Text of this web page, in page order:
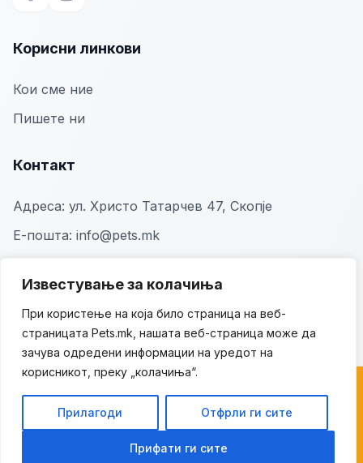
Известување за колачиња
При користење на која било страница на веб-
страницата Pets.mk, нашата веб-страница може да
зачува одредени информации на уредот на
корисникот, преку „колачиња“.
Прилагоди Отфрли ги сите
Прифати ги сите
Корисни линкови
Кои сме ние
Пишете ни
Контакт
Адреса: ул. Христо Татарчев 47, Скопје
Е-пошта: info@pets.mk
© 2026 Pets.mk. Сите права се задржани.
Политика за приватност
Политика за колачиња
Услови за користење
поддржано одzemi.mk